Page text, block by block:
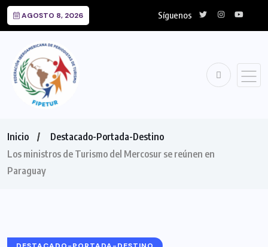
AGOSTO 8, 2026 Síguenos
Inicio
Destacado-Portada-Destino
Los ministros de Turismo del Mercosur se reúnen en
Paraguay